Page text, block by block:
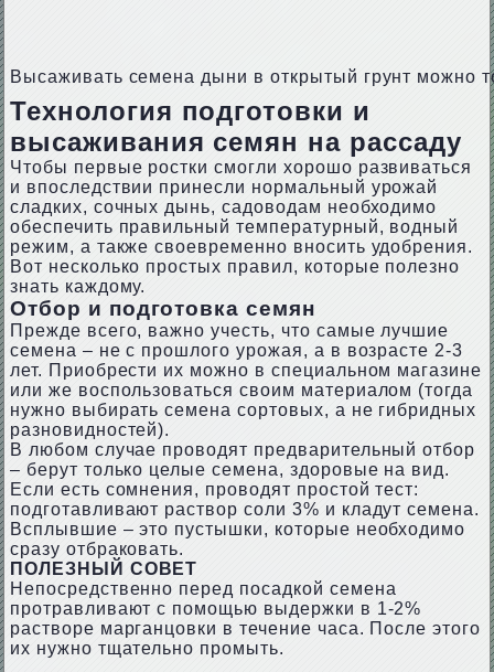
Высаживать семена дыни в открытый грунт можно
Технология подготовки и
высаживания семян на рассаду
Чтобы первые ростки смогли хорошо развиваться
и впоследствии принесли нормальный урожай
сладких, сочных дынь, садоводам необходимо
обеспечить правильный температурный, водный
режим, а также своевременно вносить удобрения.
Вот несколько простых правил, которые полезно
знать каждому.
Отбор и подготовка семян
Прежде всего, важно учесть, что самые лучшие
семена – не с прошлого урожая, а в возрасте 2-3
лет. Приобрести их можно в специальном магазине
или же воспользоваться своим материалом (тогда
нужно выбирать семена сортовых, а не гибридных
разновидностей).
В любом случае проводят предварительный отбор
– берут только целые семена, здоровые на вид.
Если есть сомнения, проводят простой тест:
подготавливают раствор соли 3% и кладут семена.
Всплывшие – это пустышки, которые необходимо
сразу отбраковать.
ПОЛЕЗНЫЙ СОВЕТ
Непосредственно перед посадкой семена
протравливают с помощью выдержки в 1-2%
растворе марганцовки в течение часа. После этого
их нужно тщательно промыть.